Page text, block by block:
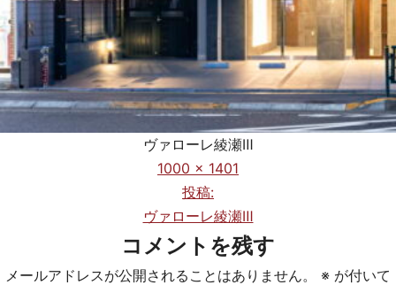
ヴァローレ綾瀬Ⅲ
フ
サ
イ
1000 × 1401
ナ
投稿:
ヴァローレ綾瀬Ⅲ
コメントを残す
メールアドレスが公開されることはありません。 ※ が付いて